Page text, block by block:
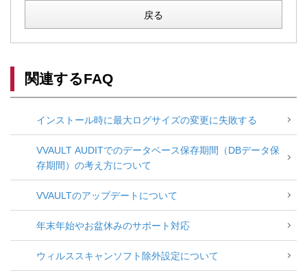
戻る
関連するFAQ
インストール時に最大ログサイズの変更に失敗する
VVAULT AUDITでのデータベース保存期間（DBデータ保
存期間）の考え方について
VVAULTのアップデートについて
年末年始やお盆休みのサポート対応
ウィルススキャンソフト除外設定について